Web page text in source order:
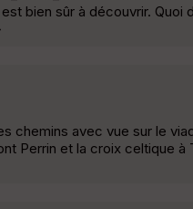
bien sûr à découvrir. Quoi
chemins avec vue sur le
Perrin et la croix celtique à